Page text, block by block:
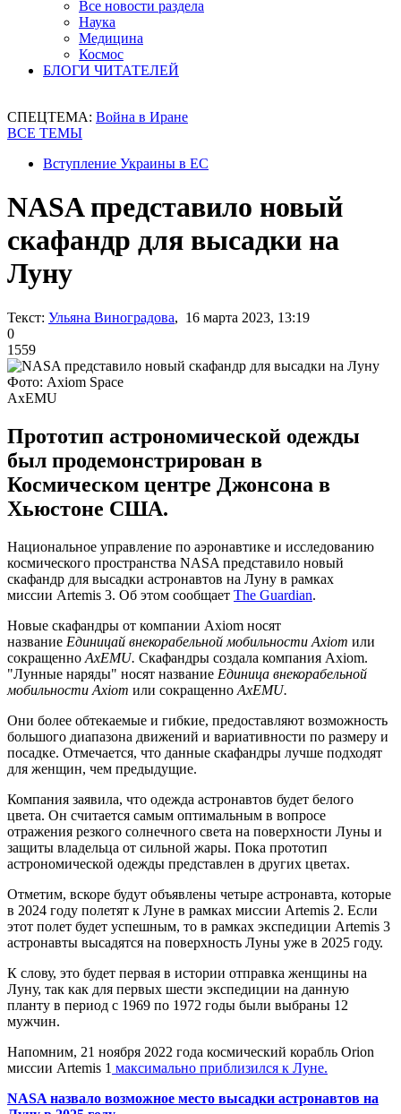
Все новости раздела
Наука
Медицина
Космос
БЛОГИ ЧИТАТЕЛЕЙ
СПЕЦТЕМА: Война в Иране
ВСЕ ТЕМЫ
Вступление Украины в ЕС
NASA представило новый
скафандр для высадки на
Луну
Текст: Ульяна Виноградова, 16 марта 2023, 13:19
0
1559
Фото: Axiom Space
AxEMU
Прототип астрономической одежды
был продемонстрирован в
Космическом центре Джонсона в
Хьюстоне США.
Национальное управление по аэронавтике и исследованию
космического пространства NASA представило новый
скафандр для высадки астронавтов на Луну в рамках
миссии Artemis 3. Об этом сообщает The Guardian.
Новые скафандры от компании Axiom носят
название Единицай внекорабельной мобильности Axiom или
сокращенно AxEMU. Скафандры создала компания Axiom.
"Лунные наряды" носят название Единица внекорабельной
мобильности Axiom или сокращенно AxEMU.
Они более обтекаемые и гибкие, предоставляют возможность
большого диапазона движений и вариативности по размеру и
посадке. Отмечается, что данные скафандры лучше подходят
для женщин, чем предыдущие.
Компания заявила, что одежда астронавтов будет белого
цвета. Он считается самым оптимальным в вопросе
отражения резкого солнечного света на поверхности Луны и
защиты владельца от сильной жары. Пока прототип
астрономической одежды представлен в других цветах.
Отметим, вскоре будут объявлены четыре астронавта, которые
в 2024 году полетят к Луне в рамках миссии Artemis 2. Если
этот полет будет успешным, то в рамках экспедиции Artemis 3
астронавты высадятся на поверхность Луны уже в 2025 году.
К слову, это будет первая в истории отправка женщины на
Луну, так как для первых шести экспедиции на данную
планту в период с 1969 по 1972 годы были выбраны 12
мужчин.
Напомним, 21 ноября 2022 года космический корабль Orion
миссии Artemis 1 максимально приблизился к Луне.
NASA назвало возможное место высадки астронавтов на